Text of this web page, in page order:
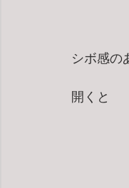
シボ感の
開くと